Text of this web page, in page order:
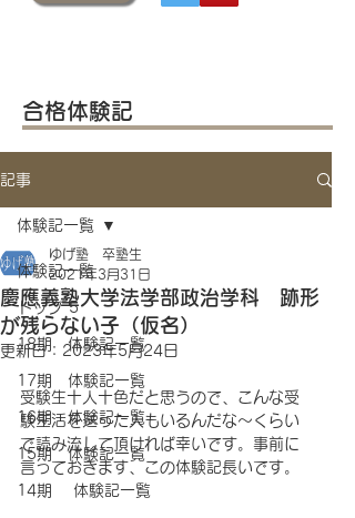
合格体験記
記事
体験記一覧
トップ 5
18期 体験記一覧
17期 体験記一覧
16期 体験記一覧
15期 体験記一覧
14期 体験記一覧
体験記一覧
慶應義塾大学法学部政治学科 跡形
が残らない子（仮名）
ゆげ塾 卒塾生
2021年3月31日
更新日： 2023年5月24日
受験生十人十色だと思うので、こんな受
験生活を送った人もいるんだな〜くらい
で読み流して頂ければ幸いです。事前に
言っておきます、この体験記長いです。